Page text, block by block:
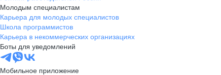
Молодым специалистам
Карьера для молодых специалистов
Школа программистов
Карьера в некоммерческих организациях
Боты для уведомлений
Мобильное приложение